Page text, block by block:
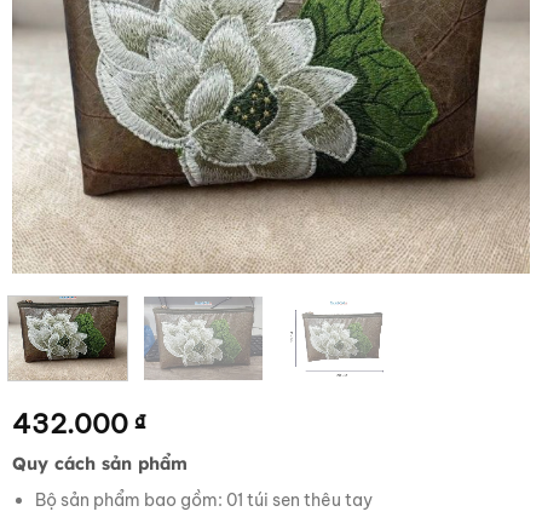
432.000 ₫
Quy cách sản phẩm
Bộ sản phẩm bao gồm: 01 túi sen thêu tay